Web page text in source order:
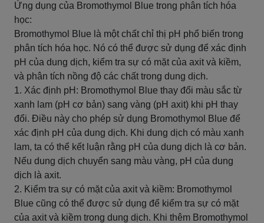
Ứng dụng của Bromothymol Blue trong phân tích hóa
học:
Bromothymol Blue là một chất chỉ thị pH phổ biến trong
phân tích hóa học. Nó có thể được sử dụng để xác định
pH của dung dịch, kiểm tra sự có mặt của axit và kiềm,
và phân tích nồng độ các chất trong dung dịch.
1. Xác định pH: Bromothymol Blue thay đổi màu sắc từ
xanh lam (pH cơ bản) sang vàng (pH axit) khi pH thay
đổi. Điều này cho phép sử dụng Bromothymol Blue để
xác định pH của dung dịch. Khi dung dịch có màu xanh
lam, ta có thể kết luận rằng pH của dung dịch là cơ bản.
Nếu dung dịch chuyển sang màu vàng, pH của dung
dịch là axit.
2. Kiểm tra sự có mặt của axit và kiềm: Bromothymol
Blue cũng có thể được sử dụng để kiểm tra sự có mặt
của axit và kiềm trong dung dịch. Khi thêm Bromothymol